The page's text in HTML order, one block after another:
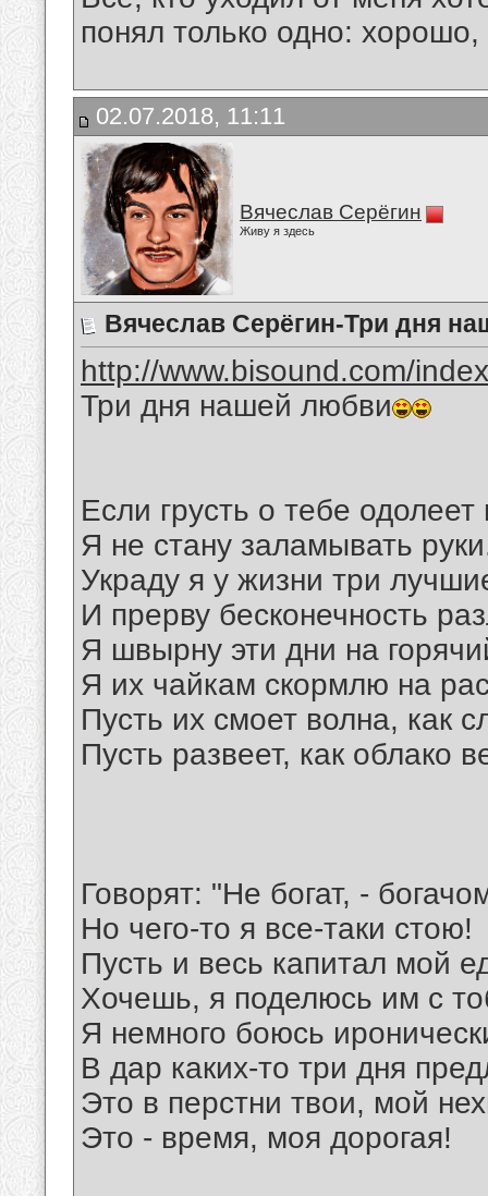
понял только одно:
02.07.2018, 11:11
Вячеслав Серёгин
Живу я здесь
Вячеслав Серёгин-Три дня
http://www.bisound.com/
Три дня нашей любви
Если грусть о тебе
Я не стану заламывать
Украду я у жизни три
И прерву бесконечность
Я швырну эти дни на
Я их чайкам скормлю на
Пусть их смоет волна, как
Пусть развеет, как облако
Говорят: "Не богат, -
Но чего-то я все-таки стою!
Пусть и весь капитал мой
Хочешь, я поделюсь им с
Я немного боюсь
В дар каких-то три дня
Это в перстни твои, мой
Это - время, моя дорогая!